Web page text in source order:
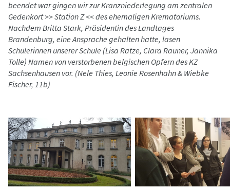
beendet war gingen wir zur Kranzniederlegung am zentralen
Gedenkort >> Station Z << des ehemaligen Krematoriums.
Nachdem Britta Stark, Präsidentin des Landtages
Brandenburg, eine Ansprache gehalten hatte, lasen
Schülerinnen unserer Schule (Lisa Rätze, Clara Rauner, Jannika
Tolle) Namen von verstorbenen belgischen Opfern des KZ
Sachsenhausen vor. (Nele Thies, Leonie Rosenhahn & Wiebke
Fischer, 11b)